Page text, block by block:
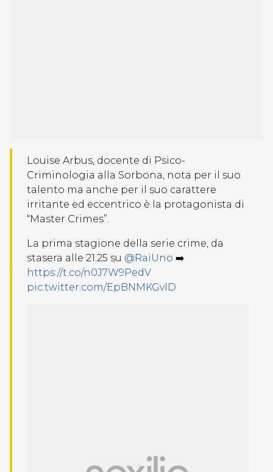
Louise Arbus, docente di Psico-
Criminologia alla Sorbona, nota per il suo
talento ma anche per il suo carattere
irritante ed eccentrico è la protagonista di
“Master Crimes”.
La prima stagione della serie crime, da
stasera alle 21.25 su @RaiUno ➡️
https://t.co/n0J7W9PedV
pic.twitter.com/EpBNMKGvlD